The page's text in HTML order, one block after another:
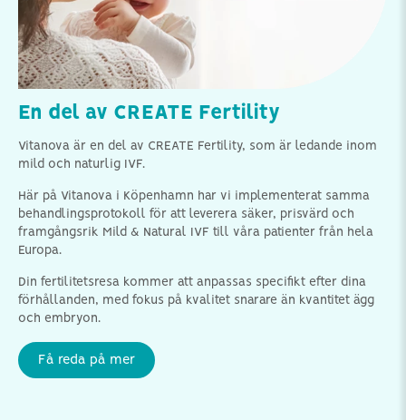
En del av CREATE Fertility
Vitanova är en del av CREATE Fertility, som är ledande inom
mild och naturlig IVF.
Här på Vitanova i Köpenhamn har vi implementerat samma
behandlingsprotokoll för att leverera säker, prisvärd och
framgångsrik Mild & Natural IVF till våra patienter från hela
Europa.
Din fertilitetsresa kommer att anpassas specifikt efter dina
förhållanden, med fokus på kvalitet snarare än kvantitet ägg
och embryon.
Få reda på mer